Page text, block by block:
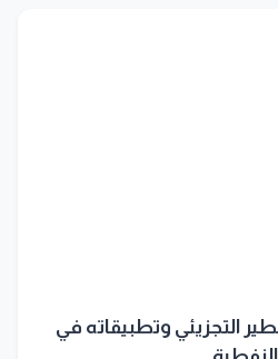
التجزيئي وتطبيقاته في